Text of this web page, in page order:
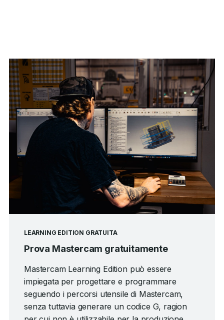
LEARNING EDITION GRATUITA
Prova Mastercam gratuitamente
Mastercam Learning Edition può essere
impiegata per progettare e programmare
seguendo i percorsi utensile di Mastercam,
senza tuttavia generare un codice G, ragion